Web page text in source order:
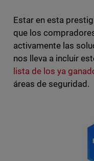
Estar en esta
que los
activamente las
nos lleva a incluir
lista de los ya
áreas de seguridad.